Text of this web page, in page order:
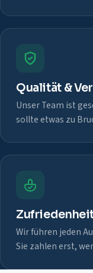
Qualität &
Unser Team ist
sollte etwas zu
Wir führen jeden
Sie zahlen erst,